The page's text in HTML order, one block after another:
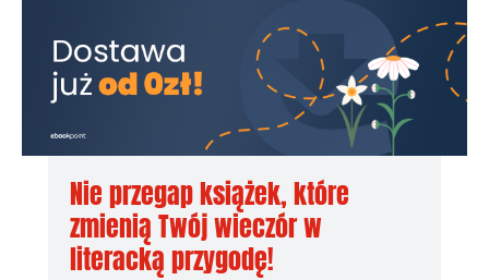
Nie przegap książek, które
zmienią Twój wieczór w
literacką przygodę!